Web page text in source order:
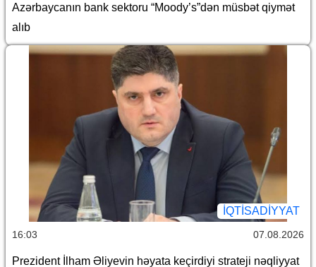
Azərbaycanın bank sektoru “Moody’s”dən müsbət qiymət
alıb
İQTİSADİYYAT
16:03 07.08.2026
Prezident İlham Əliyevin həyata keçirdiyi strateji nəqliyyat